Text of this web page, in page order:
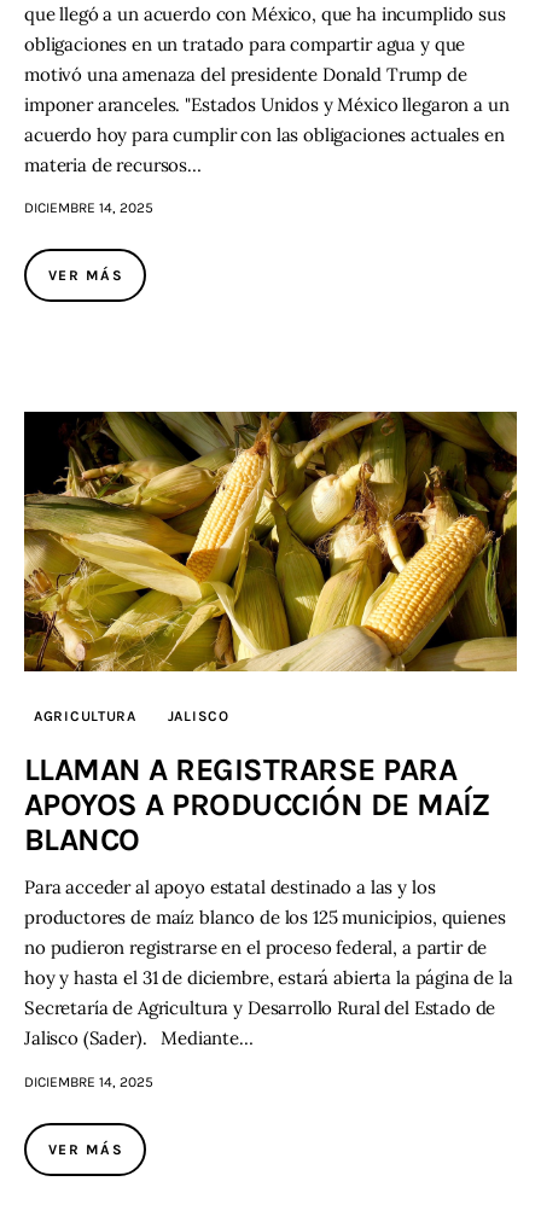
que llegó a un acuerdo con México, que ha incumplido sus
obligaciones en un tratado para compartir agua y que
motivó una amenaza del presidente Donald Trump de
imponer aranceles. "Estados Unidos y México llegaron a un
acuerdo hoy para cumplir con las obligaciones actuales en
materia de recursos…
DICIEMBRE 14, 2025
VER MÁS
AGRICULTURA JALISCO
LLAMAN A REGISTRARSE PARA
APOYOS A PRODUCCIÓN DE MAÍZ
BLANCO
Para acceder al apoyo estatal destinado a las y los
productores de maíz blanco de los 125 municipios, quienes
no pudieron registrarse en el proceso federal, a partir de
hoy y hasta el 31 de diciembre, estará abierta la página de la
Secretaría de Agricultura y Desarrollo Rural del Estado de
Jalisco (Sader). Mediante…
DICIEMBRE 14, 2025
VER MÁS